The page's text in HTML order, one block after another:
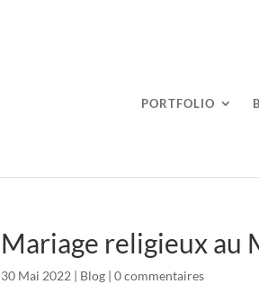
PORTFOLIO
Mariage religieux au
30 Mai 2022 | Blog | 0 commentaires